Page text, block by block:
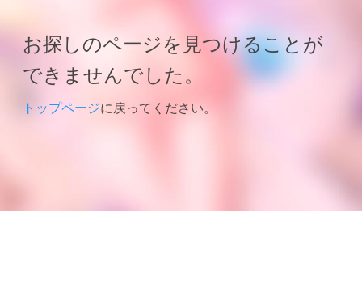
お探しのページを見つけることが
できませんでした。
トップページに戻ってください。